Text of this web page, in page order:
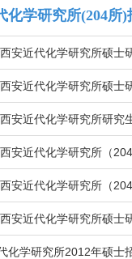
化学研究所(204所)
安近代化学研究所硕士
安近代化学研究所硕士
安近代化学研究所研究
安近代化学研究所（
安近代化学研究所（
安近代化学研究所硕士
化学研究所2012年硕士